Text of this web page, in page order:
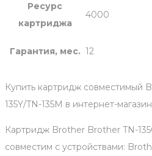
Ресурс
картриджа
4000
Гарантия, мес. 12
Купить картридж совместимый
135Y/TN-135M в интернет-
Картридж Brother Brother TN-
совместим с устройствами: